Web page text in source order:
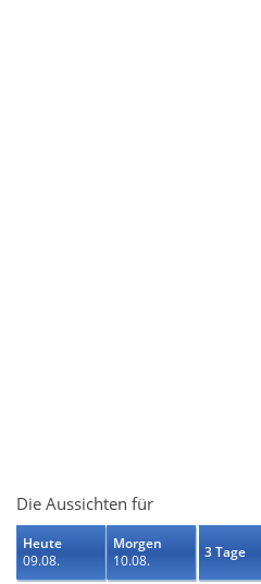
Die Aussichten für
Heute
09.08.
Morgen
10.08.
3 Tage